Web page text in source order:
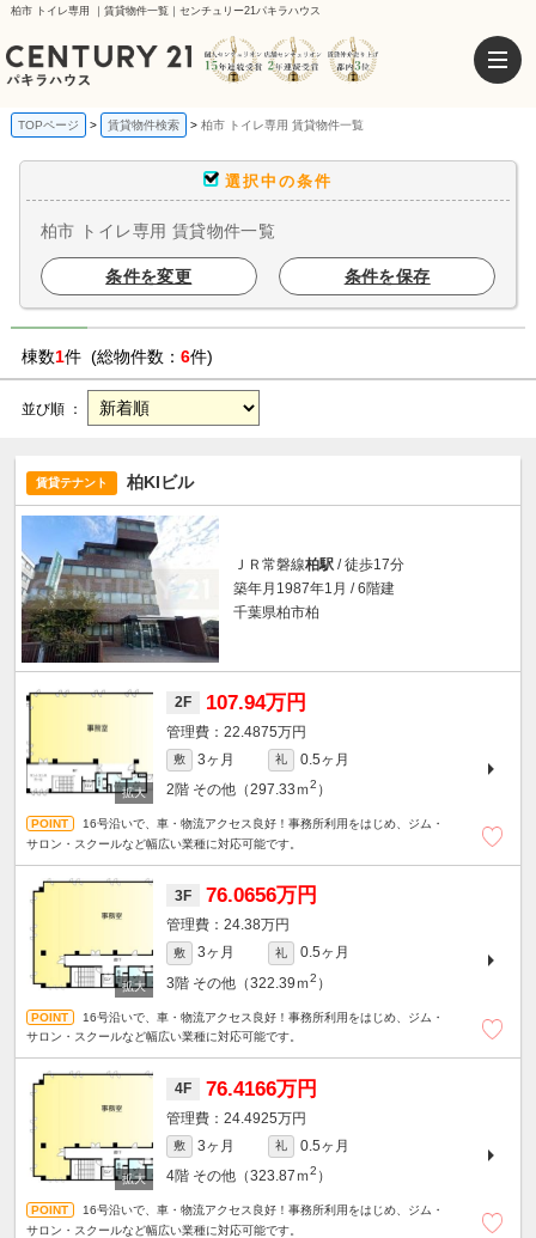
柏市 トイレ専用 ｜賃貸物件一覧｜センチュリー21パキラハウス
TOPページ 賃貸物件検索 柏市 トイレ専用 賃貸物件一覧
選択中の条件
柏市 トイレ専用 賃貸物件一覧
条件を変更 条件を保存
棟数1件 (総物件数： 6件)
並び順 ：
賃貸テナント 柏KIビル
ＪＲ常磐線柏駅 / 徒歩17分
築年月1987年1月 / 6階建
千葉県柏市柏
2F 107.94万円
22.4875万円
敷 3ヶ月 礼
0.5ヶ月
2階 その他（297.33ｍ2 ）
16号沿いで、車・物流アクセス良好！事務所利用をはじめ、ジム・
サロン・スクールなど幅広い業種に対応可能です。
3F 76.0656万円
24.38万円
敷 3ヶ月 礼
0.5ヶ月
3階 その他（322.39ｍ2 ）
16号沿いで、車・物流アクセス良好！事務所利用をはじめ、ジム・
サロン・スクールなど幅広い業種に対応可能です。
4F 76.4166万円
24.4925万円
敷 3ヶ月 礼
0.5ヶ月
4階 その他（323.87ｍ2 ）
16号沿いで、車・物流アクセス良好！事務所利用をはじめ、ジム・
サロン・スクールなど幅広い業種に対応可能です。